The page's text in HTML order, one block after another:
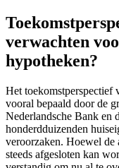
verwachten
hypotheken?
Het
vooral bepaald door de
Nederlandsche Bank en
honderdduizenden
veroorzaken. Hoewel
steeds afgesloten kan